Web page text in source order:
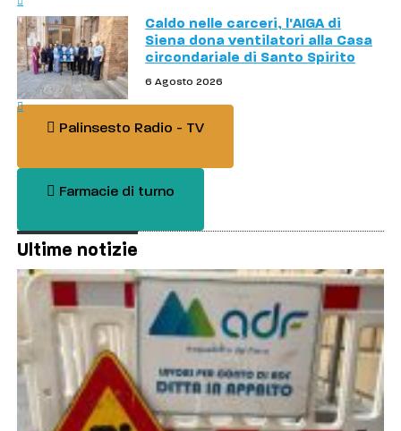
Caldo nelle carceri, l'AIGA di
Siena dona ventilatori alla Casa
circondariale di Santo Spirito
6 Agosto 2026
Palinsesto Radio - TV
Farmacie di turno
Ultime notizie